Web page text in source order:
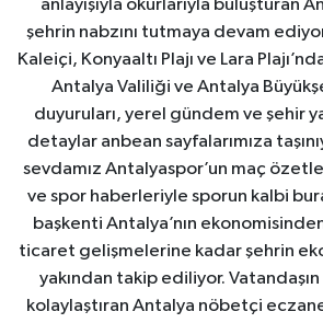
anlayışıyla okurlarıyla buluşturan
şehrin nabzını tutmaya devam
Kaleiçi, Konyaaltı Plajı ve Lara
Antalya Valiliği ve Antalya
duyuruları, yerel gündem ve şehir
detaylar anbean sayfalarımıza
sevdamız Antalyaspor’un maç
ve spor haberleriyle sporun kalbi
başkenti Antalya’nın
ticaret gelişmelerine kadar şehrin
yakından takip ediliyor. Vatandaşın
kolaylaştıran Antalya nöbetçi